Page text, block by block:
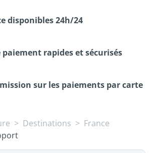
disponibles 24h/24
paiement rapides et sécurisés
sur les paiements par carte
Destinations
France